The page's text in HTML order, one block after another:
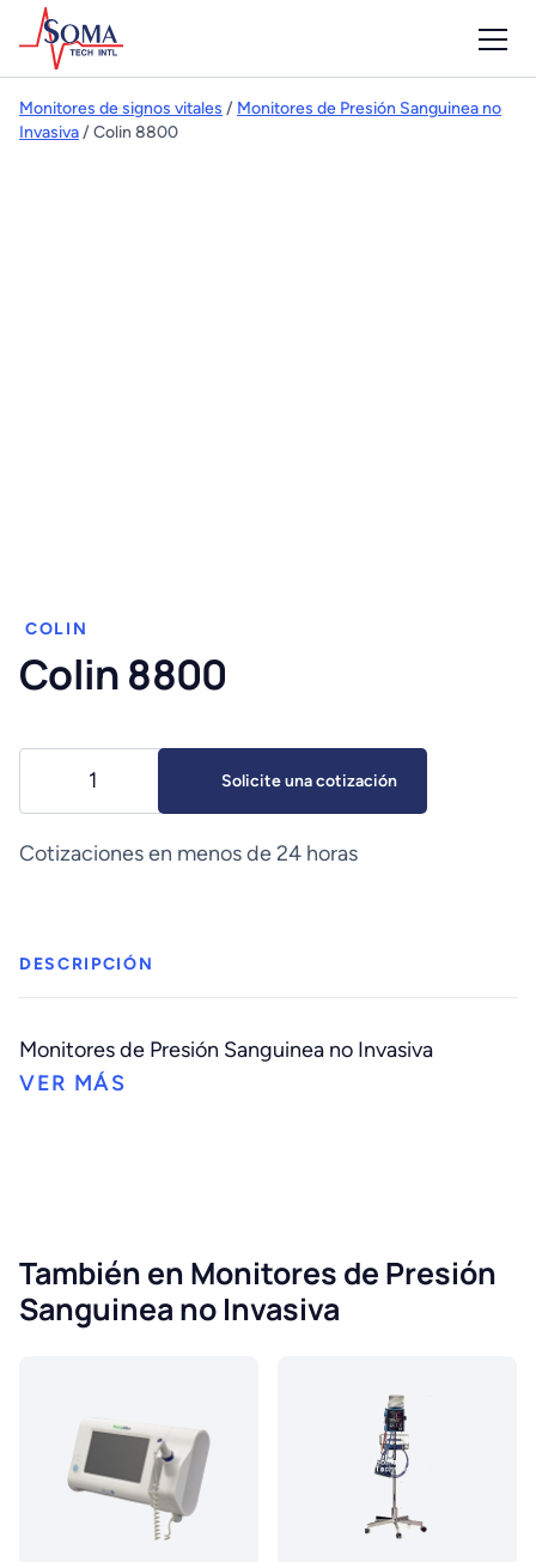
Monitores de signos vitales / Monitores de Presión Sanguinea no
Invasiva/ Colin 8800
COLIN
Colin 8800
cantidad
Solicite una cotización
Cotizaciones en menos de 24 horas
DESCRIPCIÓN
Monitores de Presión Sanguinea no Invasiva
También en Monitores de Presión
Sanguinea no Invasiva